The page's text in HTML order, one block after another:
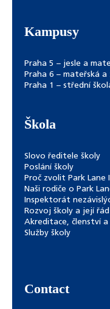
Kampusy
Praha 5 – jesle a
Praha 6 – mateřská
Praha 1 – střední
Škola
Slovo ředitele školy
Poslání školy
Proč zvolit Park Lane
Naši rodiče o Park
Inspektorát
Rozvoj školy a její řád
Akreditace, členství
Služby školy
Contact